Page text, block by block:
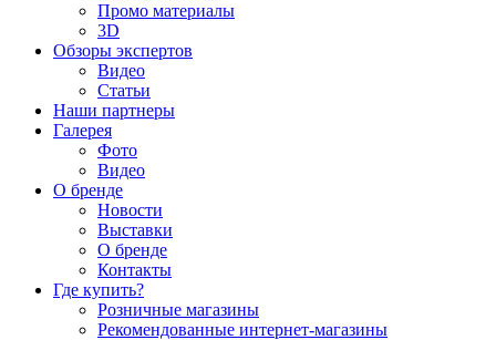
Промо материалы
3D
Обзоры экспертов
Видео
Статьи
Наши партнеры
Галерея
Фото
Видео
О бренде
Новости
Выставки
О бренде
Контакты
Где купить?
Розничные магазины
Рекомендованные интернет-магазины